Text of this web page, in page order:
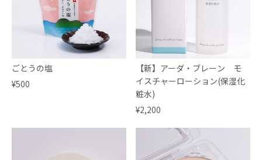
ごとうの塩
¥500
【新】アーダ・ブレーン モ
イスチャーローション(保湿化
粧水)
¥2,200